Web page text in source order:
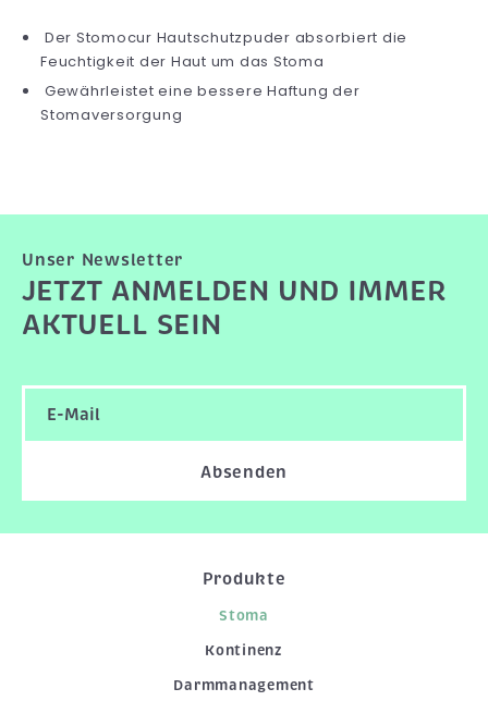
Der Stomocur Hautschutzpuder absorbiert die
Feuchtigkeit der Haut um das Stoma
Gewährleistet eine bessere Haftung der
Stomaversorgung
Unser Newsletter
JETZT ANMELDEN UND IMMER
AKTUELL SEIN
Absenden
Produkte
Stoma
Kontinenz
Darmmanagement